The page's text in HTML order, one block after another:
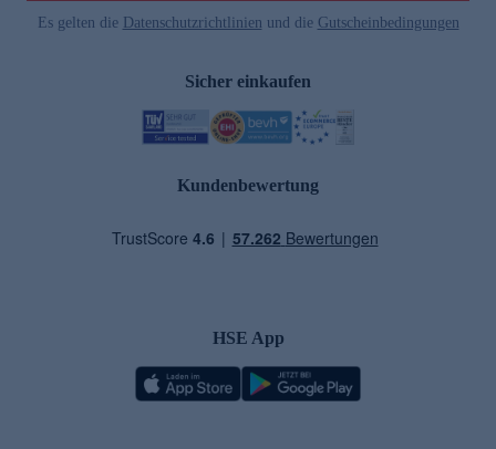
Es gelten die Datenschutzrichtlinien und die Gutscheinbedingungen
Sicher einkaufen
Kundenbewertung
HSE App